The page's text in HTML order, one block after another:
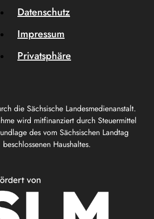
die Sächsische Landesmedienanstalt.
wird mitfinanziert durch Steuermittel
des vom Sächsischen Landtag
beschlossenen Haushaltes.
Datenschutz
Impressum
Privatsphäre